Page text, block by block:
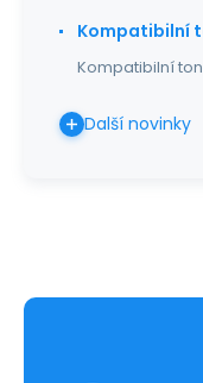
Kompatibilní
Kompatibilní
Další novinky